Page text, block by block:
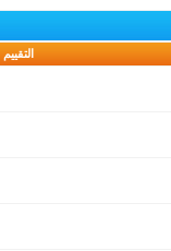
التقييم